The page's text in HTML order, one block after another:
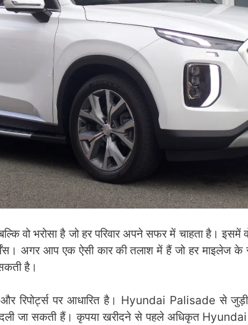
वो भरोसा है जो हर परिवार अपने सफर में चाहता है। इसमें
अगर आप एक ऐसी कार की तलाश में हैं जो हर माइलेज
है।
रिपोर्ट्स पर आधारित है। Hyundai Palisade से
जा सकती हैं। कृपया खरीदने से पहले अधिकृत Hyundai